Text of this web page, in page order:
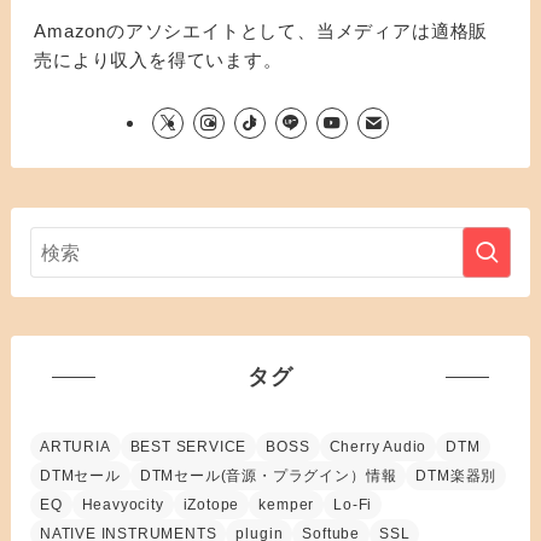
Amazonのアソシエイトとして、当メディアは適格販
売により収入を得ています。
タグ
ARTURIA BEST SERVICE BOSS Cherry Audio
DTM
DTMセール
DTMセール(音源・プラグイン）情報
DTM楽器別
EQ
Heavyocity iZotope kemper
Lo-Fi
NATIVE INSTRUMENTS
plugin Softube SSL